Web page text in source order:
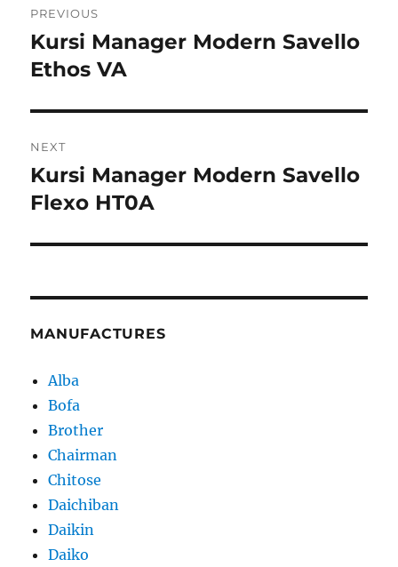
navigation
PREVIOUS
Previous
post:
Kursi Manager Modern Savello
Ethos VA
NEXT
Next
post:
Kursi Manager Modern Savello
Flexo HT0A
MANUFACTURES
Alba
Bofa
Brother
Chairman
Chitose
Daichiban
Daikin
Daiko